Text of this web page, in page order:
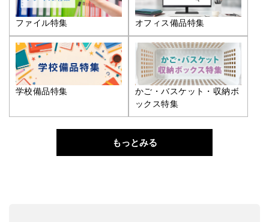
ファイル特集 オフィス備品特集
学校備品特集
かご・バスケット・収納ボ
ックス特集
もっとみる